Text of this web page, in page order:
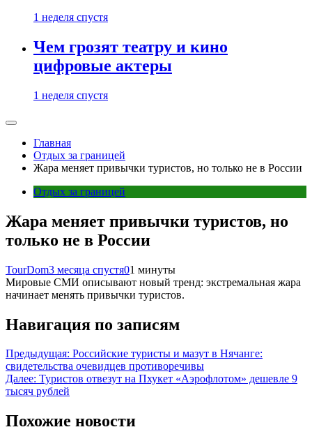
1 неделя спустя
Чем грозят театру и кино
цифровые актеры
1 неделя спустя
Главная
Отдых за границей
Жара меняет привычки туристов, но только не в России
Отдых за границей
Жара меняет привычки туристов, но
только не в России
TourDom3 месяца спустя01 минуты
Мировые СМИ описывают новый тренд: экстремальная жара
начинает менять привычки туристов.
Навигация по записям
Предыдущая: Российские туристы и мазут в Нячанге:
свидетельства очевидцев противоречивы
Далее: Туристов отвезут на Пхукет «Аэрофлотом» дешевле 9
тысяч рублей
Похожие новости